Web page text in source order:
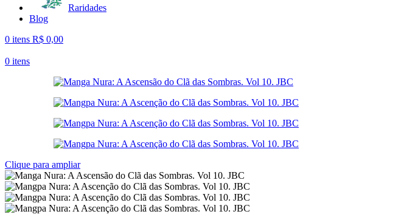
Raridades
Blog
0 itens R$ 0,00
0 itens
Clique para ampliar